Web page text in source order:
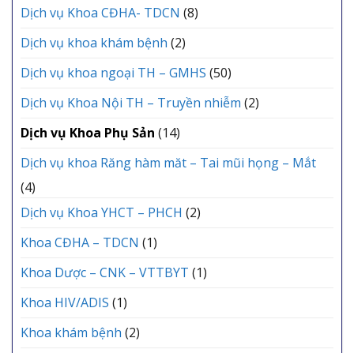
Dịch vụ Khoa CĐHA- TDCN (8)
Dịch vụ khoa khám bệnh (2)
Dịch vụ khoa ngoại TH – GMHS (50)
Dịch vụ Khoa Nội TH – Truyền nhiễm (2)
Dịch vụ Khoa Phụ Sản (14)
Dịch vụ khoa Răng hàm măt – Tai mũi họng – Mắt
(4)
Dịch vụ Khoa YHCT – PHCH (2)
Khoa CĐHA – TDCN (1)
Khoa Dược – CNK – VTTBYT (1)
Khoa HIV/ADIS (1)
Khoa khám bệnh (2)